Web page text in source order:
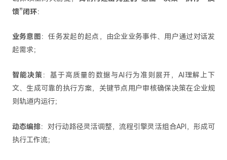
馈”闭环：
业务意图 ：任务发起的起点，由企业业务事件、用户通过对话发
起需求；
智能决策：基于高质量的数据与AI行为准则展开，AI理解上下
文、生成可靠的执行方案，关键节点用户审核确保决策在企业规
则轨道内运行；
动态编排：对行动路径灵活调整，流程引擎灵活组合API，形成可
执行工作流；